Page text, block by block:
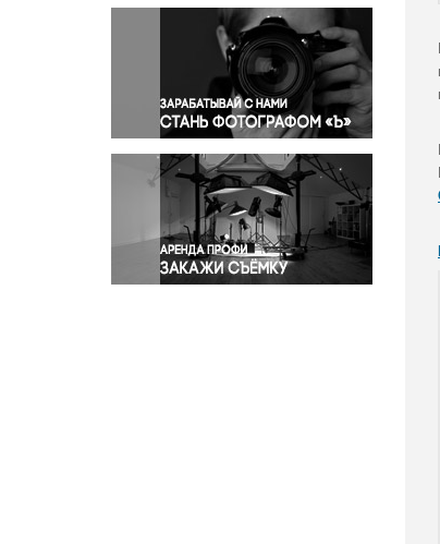
Окружающая среда
Политика
Правосудие
Происшествия и конфликты
Религия
Светская жизнь
Спорт
Экология
Экономика и бизнес